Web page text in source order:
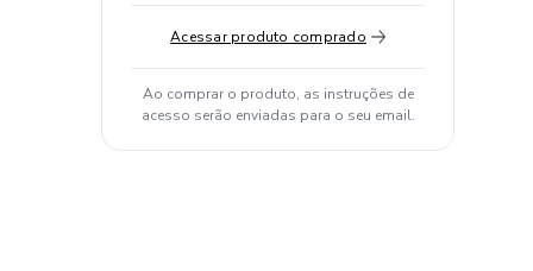
Acessar produto comprado
Ao comprar o produto, as instruções de
acesso serão enviadas para o seu email.